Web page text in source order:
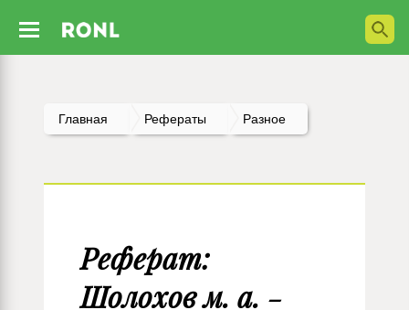
Главная Рефераты Разное
Реферат:
Шолохов м. а. -